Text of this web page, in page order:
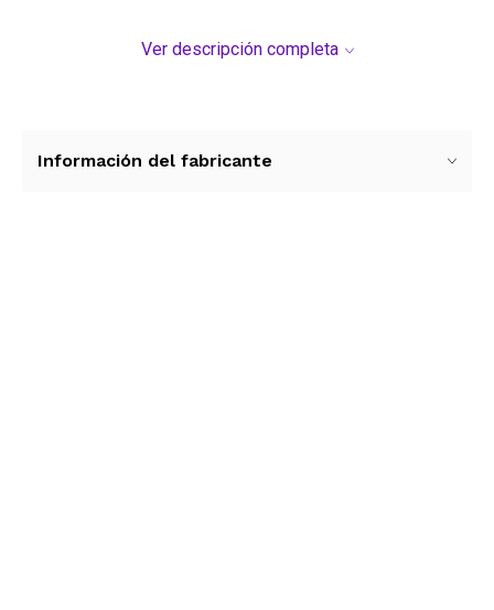
resistencia, esta mochila es repelente al agua y
y un asa superior reforzada con cable de acero.
Ver descripción completa
Información del fabricante